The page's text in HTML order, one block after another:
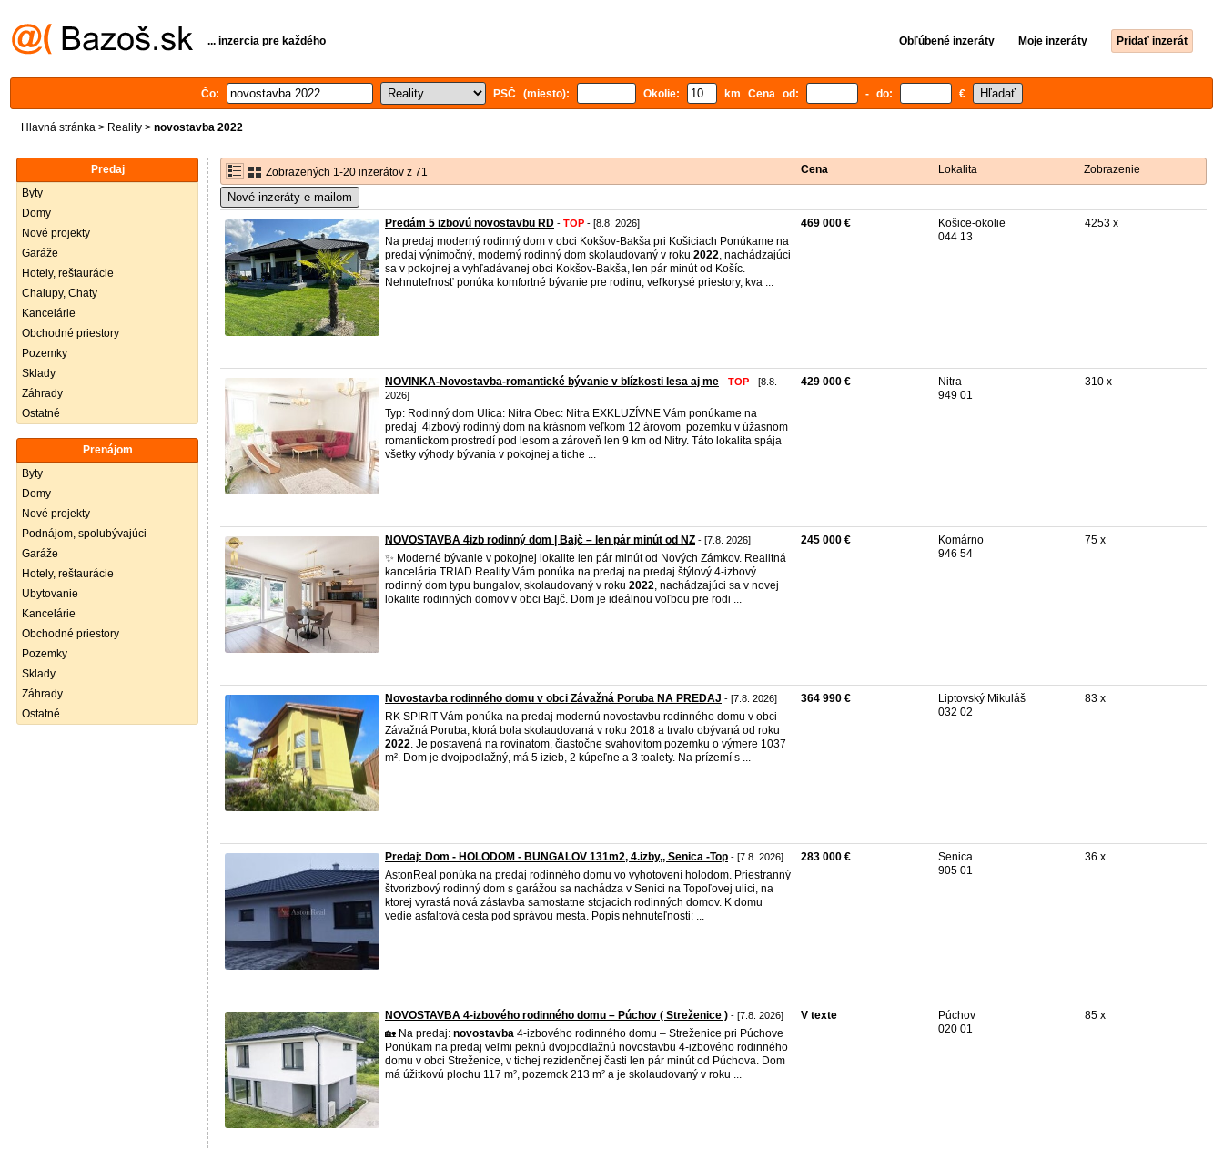
... inzercia pre každého Obľúbené inzeráty Moje inzeráty Pridať inzerát
Čo: PSČ (miesto): Okolie: km Cena od: - do: €
Hlavná stránka > Reality > novostavba 2022
Predaj
Byty
Domy
Nové projekty
Garáže
Hotely, reštaurácie
Chalupy, Chaty
Kancelárie
Obchodné priestory
Pozemky
Sklady
Záhrady
Ostatné
Prenájom
Byty
Domy
Nové projekty
Podnájom, spolubývajúci
Garáže
Hotely, reštaurácie
Ubytovanie
Kancelárie
Obchodné priestory
Pozemky
Sklady
Záhrady
Ostatné
Zobrazených 1-20 inzerátov z 71 Cena Lokalita Zobrazenie
Nové inzeráty e-mailom
Predám 5 izbovú novostavbu RD - TOP - [8.8. 2026]
Na predaj moderný rodinný dom v obci Kokšov-Bakša pri Košiciach Ponúkame na
predaj výnimočný, moderný rodinný dom skolaudovaný v roku 2022, nachádzajúci
sa v pokojnej a vyhľadávanej obci Kokšov-Bakša, len pár minút od Košíc.
Nehnuteľnosť ponúka komfortné bývanie pre rodinu, veľkorysé priestory, kva ...
469 000 €
Košice-okolie
044 13
4253 x
NOVINKA-Novostavba-romantické bývanie v blízkosti lesa aj me - TOP - [8.8.
2026]
Typ: Rodinný dom Ulica: Nitra Obec: Nitra EXKLUZÍVNE Vám ponúkame na
predaj 4izbový rodinný dom na krásnom veľkom 12 árovom pozemku v úžasnom
romantickom prostredí pod lesom a zároveň len 9 km od Nitry. Táto lokalita spája
všetky výhody bývania v pokojnej a tiche ...
429 000 €
Nitra
949 01
310 x
NOVOSTAVBA 4izb rodinný dom | Bajč – len pár minút od NZ - [7.8. 2026]
✨ Moderné bývanie v pokojnej lokalite len pár minút od Nových Zámkov. Realitná
kancelária TRIAD Reality Vám ponúka na predaj na predaj štýlový 4-izbový
rodinný dom typu bungalov, skolaudovaný v roku 2022, nachádzajúci sa v novej
lokalite rodinných domov v obci Bajč. Dom je ideálnou voľbou pre rodi ...
245 000 €
Komárno
946 54
75 x
Novostavba rodinného domu v obci Závažná Poruba NA PREDAJ - [7.8. 2026]
RK SPIRIT Vám ponúka na predaj modernú novostavbu rodinného domu v obci
Závažná Poruba, ktorá bola skolaudovaná v roku 2018 a trvalo obývaná od roku
2022. Je postavená na rovinatom, čiastočne svahovitom pozemku o výmere 1037
m². Dom je dvojpodlažný, má 5 izieb, 2 kúpeľne a 3 toalety. Na prízemí s ...
364 990 €
Liptovský Mikuláš
032 02
83 x
Predaj: Dom - HOLODOM - BUNGALOV 131m2, 4.izby,, Senica -Top - [7.8. 2026]
AstonReal ponúka na predaj rodinného domu vo vyhotovení holodom. Priestranný
štvorizbový rodinný dom s garážou sa nachádza v Senici na Topoľovej ulici, na
ktorej vyrastá nová zástavba samostatne stojacich rodinných domov. K domu
vedie asfaltová cesta pod správou mesta. Popis nehnuteľnosti: ...
283 000 €
Senica
905 01
36 x
NOVOSTAVBA 4‑izbového rodinného domu – Púchov ( Streženice ) - [7.8. 2026]
🏡 Na predaj: novostavba 4‑izbového rodinného domu – Streženice pri Púchove
Ponúkam na predaj veľmi peknú dvojpodlažnú novostavbu 4‑izbového rodinného
domu v obci Streženice, v tichej rezidenčnej časti len pár minút od Púchova. Dom
má úžitkovú plochu 117 m², pozemok 213 m² a je skolaudovaný v roku ...
V texte
Púchov
020 01
85 x